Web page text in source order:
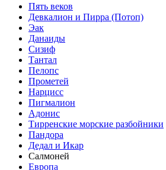
Пять веков
Девкалион и Пирра (Потоп)
Эак
Данаиды
Сизиф
Тантал
Пелопс
Прометей
Нарцисс
Пигмалион
Адонис
Тирренские морские разбойники
Пандора
Дедал и Икар
Салмоней
Европа